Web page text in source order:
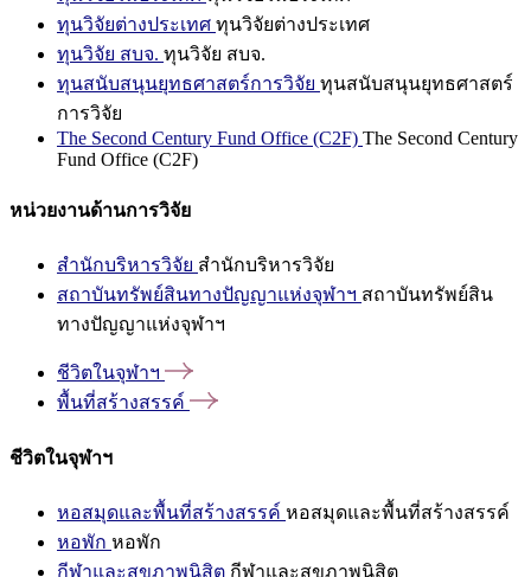
ทุนวิจัยต่างประเทศ ทุนวิจัยต่างประเทศ
ทุนวิจัย สบจ. ทุนวิจัย สบจ.
ทุนสนับสนุนยุทธศาสตร์การวิจัย ทุนสนับสนุนยุทธศาสตร์
การวิจัย
The Second Century Fund Office (C2F) The Second Century
Fund Office (C2F)
หน่วยงานด้านการวิจัย
สำนักบริหารวิจัย สำนักบริหารวิจัย
สถาบันทรัพย์สินทางปัญญาแห่งจุฬาฯ สถาบันทรัพย์สิน
ทางปัญญาแห่งจุฬาฯ
ชีวิตในจุฬาฯ
พื้นที่สร้างสรรค์
ชีวิตในจุฬาฯ
หอสมุดและพื้นที่สร้างสรรค์ หอสมุดและพื้นที่สร้างสรรค์
หอพัก หอพัก
กีฬาและสุขภาพนิสิต กีฬาและสุขภาพนิสิต